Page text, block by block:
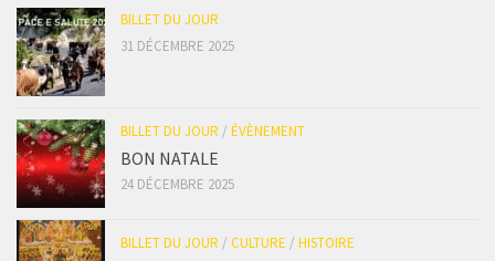
BILLET DU JOUR
31 DÉCEMBRE 2025
BILLET DU JOUR / ÉVÈNEMENT
BON NATALE
24 DÉCEMBRE 2025
BILLET DU JOUR / CULTURE / HISTOIRE